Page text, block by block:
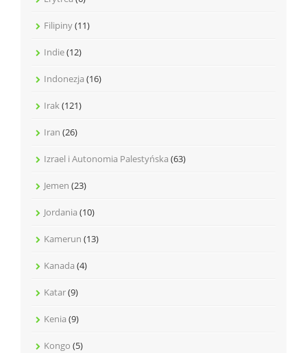
Filipiny(11)
Indie(12)
Indonezja (16)
Irak(121)
Iran (26)
Izrael i Autonomia Palestyńska (63)
Jemen (23)
Jordania (10)
Kamerun (13)
Kanada (4)
Katar(9)
Kenia (9)
Kongo (5)